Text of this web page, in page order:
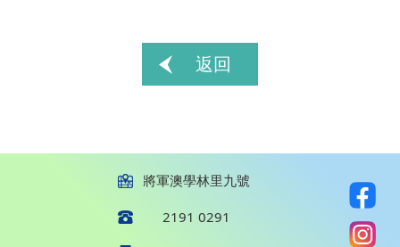
返回
將軍澳學林里九號
2191 0291